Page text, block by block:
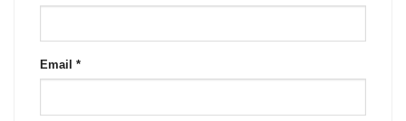
Email *